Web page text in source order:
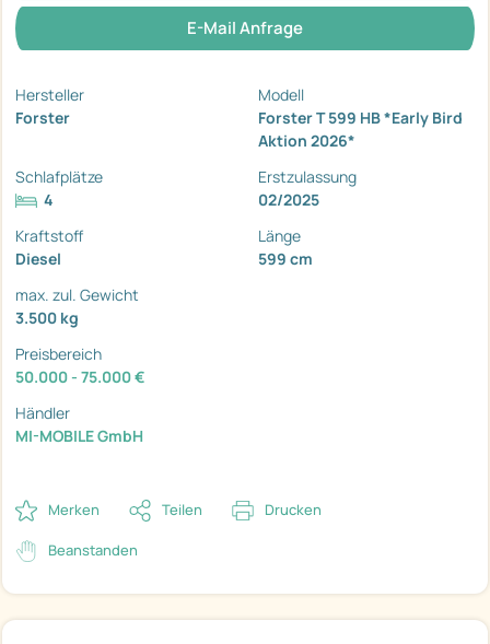
E-Mail Anfrage
Hersteller
Forster
Modell
Forster T 599 HB *Early Bird
Aktion 2026*
Schlafplätze
4
Erstzulassung
02/2025
Kraftstoff
Diesel
Länge
599 cm
max. zul. Gewicht
3.500 kg
Preisbereich
50.000 - 75.000 €
Händler
MI-MOBILE GmbH
Merken Teilen Drucken
Beanstanden